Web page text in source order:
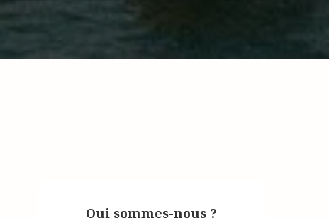
Qui sommes-nous ?